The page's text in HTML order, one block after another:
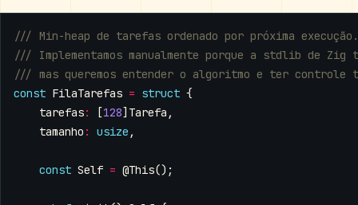
const FilaTarefas = struct {
tarefas: [128] Tarefa ,
tamanho : usize ,
const Self = @This();